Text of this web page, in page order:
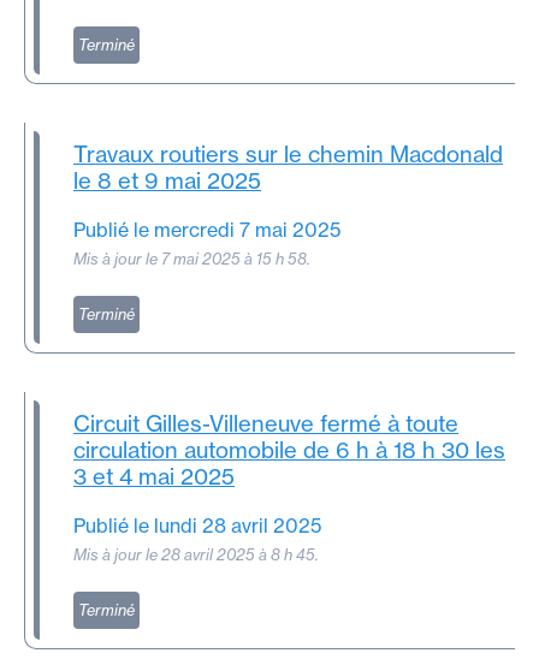
Terminé
Travaux routiers sur le chemin Macdonald
le 8 et 9 mai 2025
Publié le mercredi 7 mai 2025
Mis à jour le 7 mai 2025 à 15 h 58.
Terminé
Circuit Gilles-Villeneuve fermé à toute
circulation automobile de 6 h à 18 h 30 les
3 et 4 mai 2025
Publié le lundi 28 avril 2025
Mis à jour le 28 avril 2025 à 8 h 45.
Terminé